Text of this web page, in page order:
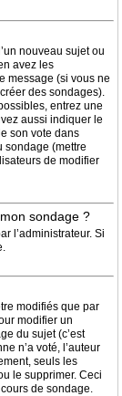
nouveau sujet ou
avez les
message (si vous ne
des sondages).
entrez une
aussi indiquer le
son vote dans
sondage (mettre
de modifier
sondage ?
l’administrateur. Si
modifiés que par
modifier un
du sujet (c’est
n’a voté, l’auteur
seuls les
le supprimer. Ceci
de sondage.